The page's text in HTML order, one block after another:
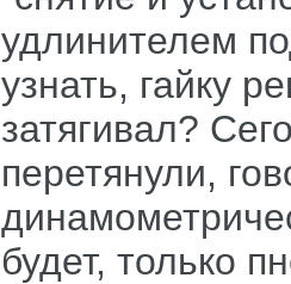
удлинителем
узнать, гайку
затягивал?
перетянули,
будет, только